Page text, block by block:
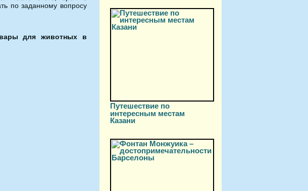
по заданному вопросу
для животных в
Путешествие по
интересным местам
Казани